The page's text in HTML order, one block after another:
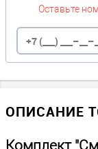
Оставьте
ОПИСАНИЕ